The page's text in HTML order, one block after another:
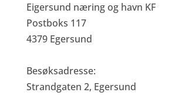
Eigersund næring og havn KF
Postboks 117
4379 Egersund
Besøksadresse:
Strandgaten 2, Egersund